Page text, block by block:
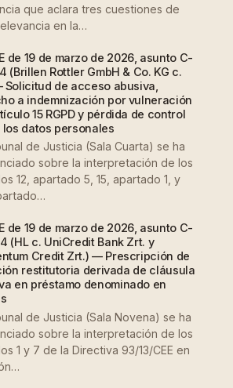
que aclara tres cuestiones de
en la…
de 19 de marzo de 2026, asunto C-
(Brillen Rottler GmbH & Co. KG c.
Solicitud de acceso abusiva,
a indemnización por vulneración
15 RGPD y pérdida de control
los datos personales
de Justicia (Sala Cuarta) se ha
sobre la interpretación de los
12, apartado 5, 15, apartado 1, y
de 19 de marzo de 2026, asunto C-
(HL c. UniCredit Bank Zrt. y
Credit Zrt.) — Prescripción de
restitutoria derivada de cláusula
en préstamo denominado en
de Justicia (Sala Novena) se ha
sobre la interpretación de los
1 y 7 de la Directiva 93/13/CEE en